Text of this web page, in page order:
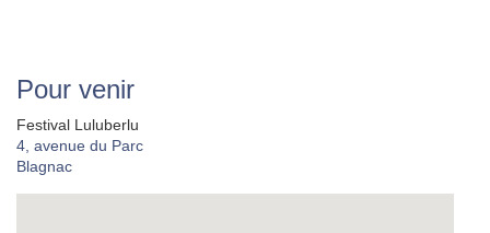
Pour venir
Festival Luluberlu
4, avenue du Parc
Blagnac